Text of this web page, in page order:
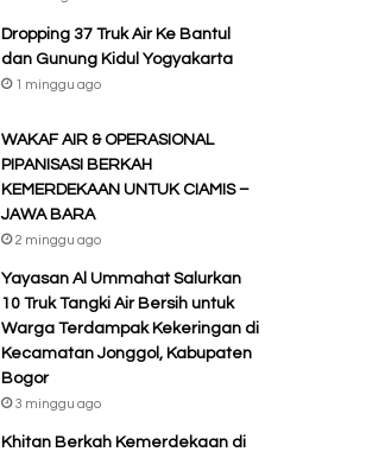
Dropping 37 Truk Air Ke Bantul
dan Gunung Kidul Yogyakarta
1 minggu ago
WAKAF AIR & OPERASIONAL
PIPANISASI BERKAH
KEMERDEKAAN UNTUK CIAMIS –
JAWA BARA
2 minggu ago
Yayasan Al Ummahat Salurkan
10 Truk Tangki Air Bersih untuk
Warga Terdampak Kekeringan di
Kecamatan Jonggol, Kabupaten
Bogor
3 minggu ago
Khitan Berkah Kemerdekaan di